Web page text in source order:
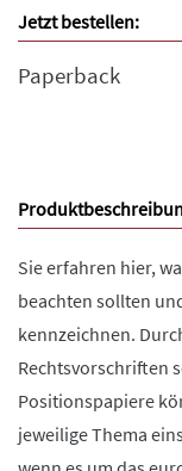
Jetzt bestellen:
Paperback
Sie erfahren hier,
beachten sollten
kennzeichnen.
Rechtsvorschriften
Positionspapiere
jeweilige Thema